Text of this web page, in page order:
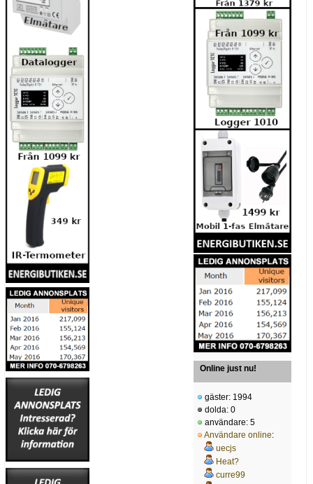
Online just nu!
gäster: 1994
dolda: 0
användare: 5
Användare online:
uecjs
Heat?
curre99